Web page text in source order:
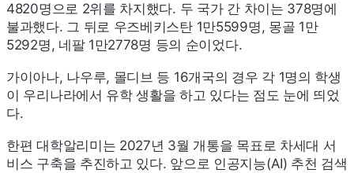
4820명으로 2위를 차지했다. 두 국가 간 차이는 378명에
불과했다. 그 뒤로 우즈베키스탄 1만5599명, 몽골 1만
5292명, 네팔 1만2778명 등의 순이었다.
가이아나, 나우루, 몰디브 등 16개국의 경우 각 1명의 학생
이 우리나라에서 유학 생활을 하고 있다는 점도 눈에 띄었
다.
한편 대학알리미는 2027년 3월 개통을 목표로 차세대 서
비스 구축을 추진하고 있다. 앞으로 인공지능(AI) 추천 검색